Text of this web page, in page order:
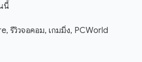
นี้
รีวิวจอคอม, เกมมิ่ง, PCWorld